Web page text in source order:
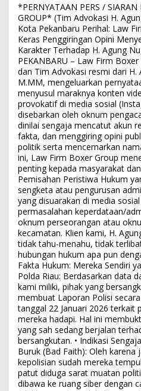
*PERNYATAAN PERS /
GROUP* (Tim Advokasi H.
Kota Pekanbaru Perihal: Law
Keras Penggiringan Opini
Karakter Terhadap H. Agung
PEKANBARU – Law Firm
dan Tim Advokasi resmi dari H.
M.MM, mengeluarkan
menyusul maraknya konten
provokatif di media sosial
disebarkan oleh oknum
dinilai sengaja mencatut akun
fakta, dan menggiring opini
politik serta mencemarkan
ini, Law Firm Boxer Group
penting kepada masyarakat
Pemisahan Peristiwa Hukum
sengketa atau pengurusan
yang disuarakan di media
permasalahan keperdataan/
oknum perseorangan atau
kecamatan. Klien kami, H.
tidak tahu-menahu, tidak
hubungan hukum apa pun
Fakta Hukum: Mereka Sendiri
Polda Riau: Berdasarkan data
kami miliki, pihak yang
membuat Laporan Polisi
tanggal 22 Januari 2026 terkait
mereka hadapi. Hal ini
yang sah sedang berjalan
bersangkutan. • Indikasi
Buruk (Bad Faith): Oleh karena
kepolisian sudah mereka
patut diduga sarat muatan
dibawa ke ruang siber dengan